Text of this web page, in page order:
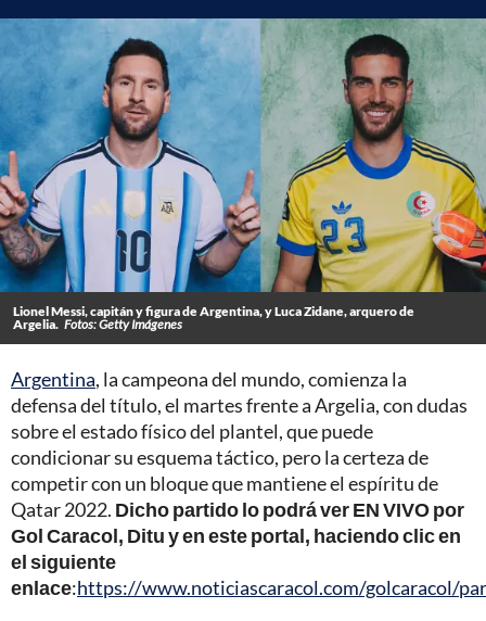
Lionel Messi, capitán y figura de Argentina, y Luca Zidane, arquero de
Argelia. Fotos: Getty Imágenes
Argentina, la campeona del mundo, comienza la
defensa del título, el martes frente a Argelia, con dudas
sobre el estado físico del plantel, que puede
condicionar su esquema táctico, pero la certeza de
competir con un bloque que mantiene el espíritu de
Qatar 2022. Dicho partido lo podrá ver EN VIVO por
Gol Caracol, Ditu y en este portal, haciendo clic en
el siguiente
enlace:https://www.noticiascaracol.com/golcaracol/